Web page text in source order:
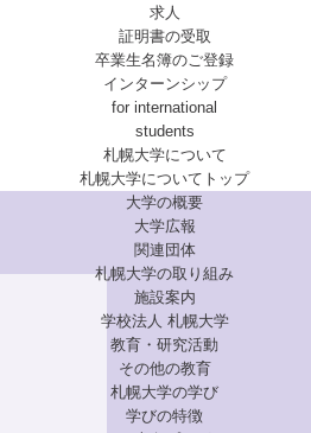
求人
証明書の受取
卒業生名簿のご登録
インターンシップ
for international
students
札幌大学について
札幌大学についてトップ
大学の概要
大学広報
関連団体
札幌大学の取り組み
施設案内
学校法人 札幌大学
教育・研究活動
その他の教育
札幌大学の学び
学びの特徴